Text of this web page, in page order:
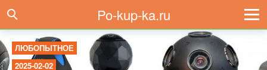
Po-kup-ka.ru
ЛЮБОПЫТНОЕ
2025-02-02